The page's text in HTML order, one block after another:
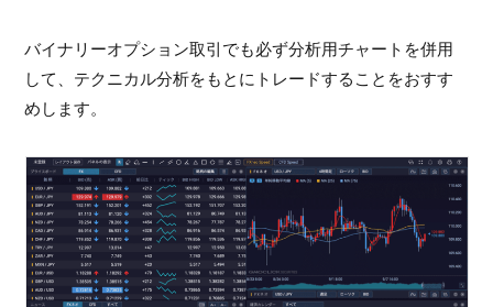
バイナリーオプション取引でも必ず分析用チャートを併用
して、テクニカル分析をもとにトレードすることをおすす
めします。